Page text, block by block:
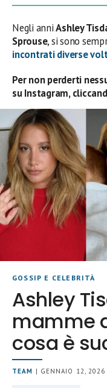
Negli anniAshley
Sprouse, si sono
incontrati diverse
Per non perderti
su Instagram,
GOSSIP E CELEBRITÀ
Ashley
mamme
cosa è
TEAM | GENNAIO 12, 2026